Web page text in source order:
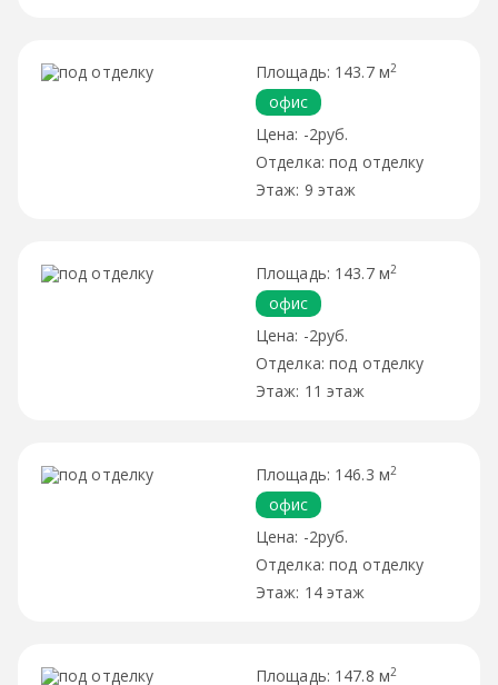
143.7 м2
офис
-2руб.
под отделку
9 этаж
143.7 м2
офис
-2руб.
под отделку
11 этаж
146.3 м2
офис
-2руб.
под отделку
14 этаж
147.8 м2